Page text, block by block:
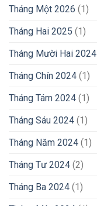
Tháng Một 2026 (1)
Tháng Hai 2025 (1)
Tháng Mười Hai 2024
Tháng Chín 2024 (1)
Tháng Tám 2024 (1)
Tháng Sáu 2024 (1)
Tháng Năm 2024 (1)
Tháng Tư 2024 (2)
Tháng Ba 2024 (1)